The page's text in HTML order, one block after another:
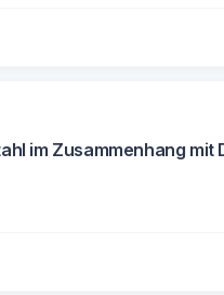
im Zusammenhang mit